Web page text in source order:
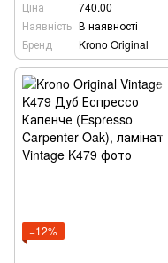
Ціна
740.00
Наявність В наявності
Бренд
Krono Original
−12%